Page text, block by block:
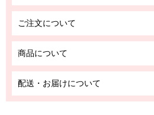
ご注文について
商品について
配送・お届けについて